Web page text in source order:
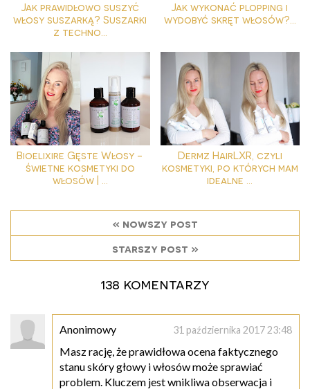
Jak prawidłowo suszyć
włosy suszarką? Suszarki
z techno...
Jak wykonać plopping i
wydobyć skręt włosów?...
Bioelixire Gęste Włosy -
świetne kosmetyki do
włosów | ...
Dermz HairLXR, czyli
kosmetyki, po których mam
idealne ...
« nowszy post
starszy post »
138 komentarzy
Anonimowy 31 października 2017 23:48
Masz rację, że prawidłowa ocena faktycznego
stanu skóry głowy i włosów może sprawiać
problem. Kluczem jest wnikliwa obserwacja i